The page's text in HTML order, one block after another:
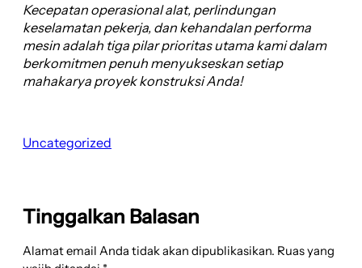
Kecepatan operasional alat, perlindungan
keselamatan pekerja, dan kehandalan performa
mesin adalah tiga pilar prioritas utama kami dalam
berkomitmen penuh menyukseskan setiap
mahakarya proyek konstruksi Anda!
Uncategorized
Tinggalkan Balasan
Alamat email Anda tidak akan dipublikasikan. Ruas yang